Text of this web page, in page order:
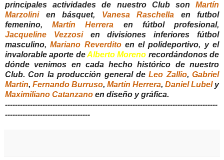
principales actividades de nuestro Club son Martín
Marzolinien básquet, Vanesa Raschella en futbol
femenino,Martín Herrera en fútbol profesional,
Jacqueline Vezzosien divisiones inferiores fútbol
masculino,Mariano Reverditoen el polideportivo, y el
invalorable aporte deAlberto Moreno recordándonos de
dónde venimos en cada hecho histórico de nuestro
Club. Con la producción general deLeo Zallio, Gabriel
Martin, Fernando Burruso, Martín Herrera, Daniel Lubely
Maximiliano Catanzano en diseño y gráfica.
-------------------------------------------------------------------------------------
----------------------------------